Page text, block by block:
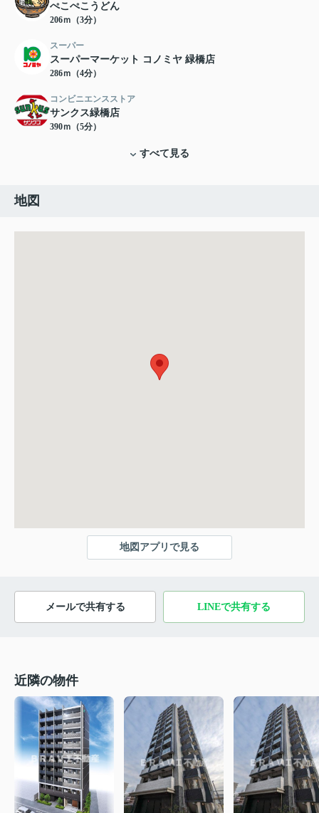
ぺこぺこうどん
206ｍ（3分）
スーパー
スーパーマーケット コノミヤ 緑橋店
286ｍ（4分）
コンビニエンスストア
サンクス緑橋店
390ｍ（5分）
すべて見る
地図
地図アプリで見る
メールで共有する LINEで共有する
近隣の物件